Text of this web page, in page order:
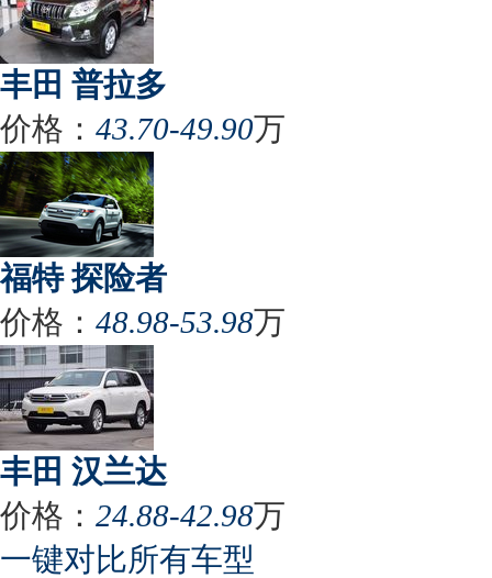
丰田 普拉多
价格： 43.70-49.90万
福特 探险者
价格： 48.98-53.98万
丰田 汉兰达
价格： 24.88-42.98万
一键对比所有车型